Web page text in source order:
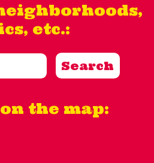
etc.:
the map: